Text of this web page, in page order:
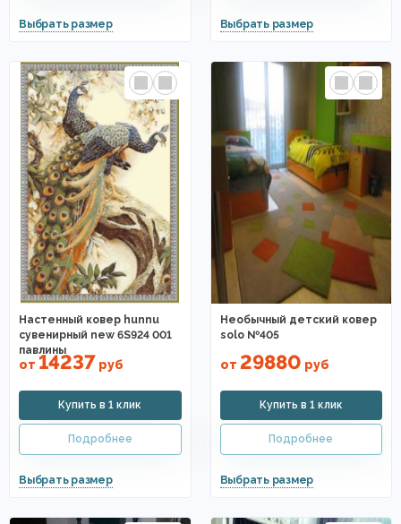
Настенный ковер hunnu
сувенирный new 6S924 001
павлины
от 14237 руб
Необычный детский ковер
solo №405
от 29880 руб